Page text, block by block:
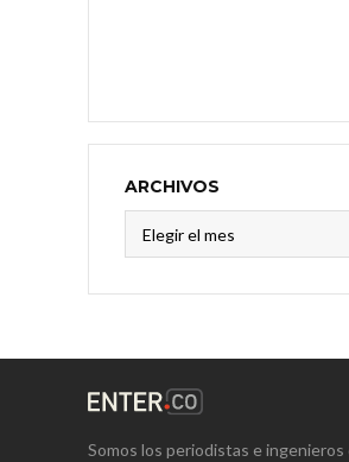
ARCHIVOS
Somos los periodistas e ingenieros